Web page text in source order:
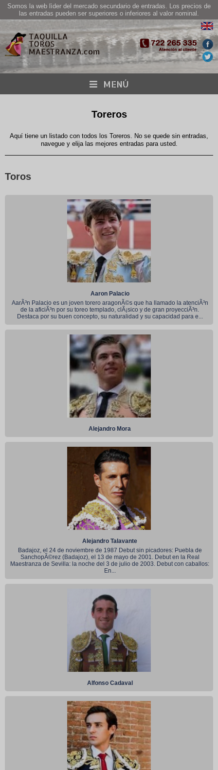
Somos la web lìder del mercado secundario de entradas. Los precios de
las entradas pueden ser superiores o inferiores al valor nominal.
MENÚ
Toreros
Aquí tiene un listado con todos los Toreros. No se quede sin entradas,
navegue y elija las mejores entradas para usted.
Toros
Aaron Palacio
AarÃ³n Palacio es un joven torero aragonÃ©s que ha llamado la atenciÃ³n
de la aficiÃ³n por su toreo templado, clÃ¡sico y de gran proyecciÃ³n.
Destaca por su buen concepto, su naturalidad y su capacidad para e...
Alejandro Mora
Alejandro Talavante
Badajoz, el 24 de noviembre de 1987 Debut sin picadores: Puebla de
SanchopÃ©rez (Badajoz), el 13 de mayo de 2001. Debut en la Real
Maestranza de Sevilla: la noche del 3 de julio de 2003. Debut con caballos:
En...
Alfonso Cadaval